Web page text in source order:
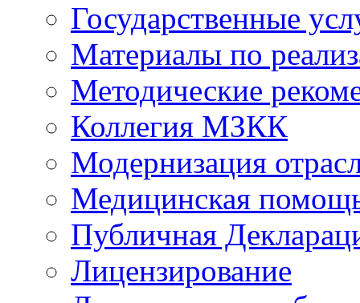
Государственные
Материалы по
Методические
Коллегия МЗКК
Модернизация
Медицинская
Публичная
Лицензирование